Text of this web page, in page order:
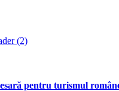
pentru turismul